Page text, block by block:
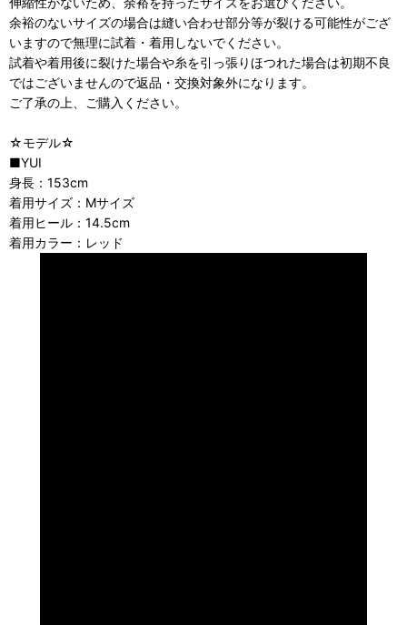
余裕のないサイズの場合は縫い合わせ部分等が裂ける可能性がござ
いますので無理に試着・着用しないでください。
試着や着用後に裂けた場合や糸を引っ張りほつれた場合は初期不良
ではございませんので返品・交換対象外になります。
ご了承の上、ご購入ください。
☆モデル☆
■YUI
身長：153cm
着用サイズ：Mサイズ
着用ヒール：14.5cm
着用カラー：レッド